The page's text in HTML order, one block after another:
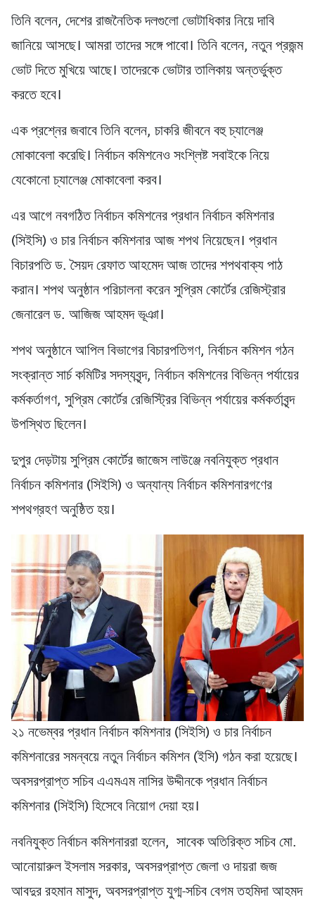
তিনি বলেন, দেশের রাজনৈতিক দলগুলো ভোটাধিকার নিয়ে দাবি
জানিয়ে আসছে। আমরা তাদের সঙ্গে পাবো। তিনি বলেন, নতুন প্রজন্ম
ভোট দিতে মুখিয়ে আছে। তাদেরকে ভোটার তালিকায় অন্তর্ভুক্ত
করতে হবে।
এক প্রশ্নের জবাবে তিনি বলেন, চাকরি জীবনে বহু চ্যালেঞ্জ
মোকাবেলা করেছি। নির্বাচন কমিশনেও সংশ্লিষ্ট সবাইকে নিয়ে
যেকোনো চ্যালেঞ্জ মোকাবেলা করব।
এর আগে নবগঠিত নির্বাচন কমিশনের প্রধান নির্বাচন কমিশনার
(সিইসি) ও চার নির্বাচন কমিশনার আজ শপথ নিয়েছেন। প্রধান
বিচারপতি ড. সৈয়দ রেফাত আহমেদ আজ তাদের শপথবাক্য পাঠ
করান। শপথ অনুষ্ঠান পরিচালনা করেন সুপ্রিম কোর্টের রেজিস্ট্রার
জেনারেল ড. আজিজ আহমদ ভূঞা।
শপথ অনুষ্ঠানে আপিল বিভাগের বিচারপতিগণ, নির্বাচন কমিশন গঠন
সংক্রান্ত সার্চ কমিটির সদস্যবৃন্দ, নির্বাচন কমিশনের বিভিন্ন পর্যায়ের
কর্মকর্তাগণ, সুপ্রিম কোর্টের রেজিস্ট্রির বিভিন্ন পর্যায়ের কর্মকর্তাবৃন্দ
উপস্থিত ছিলেন।
দুপুর দেড়টায় সুপ্রিম কোর্টের জাজেস লাউঞ্জে নবনিযুক্ত প্রধান
নির্বাচন কমিশনার (সিইসি) ও অন্যান্য নির্বাচন কমিশনারগণের
শপথগ্রহণ অনুষ্ঠিত হয়।
২১ নভেম্বর প্রধান নির্বাচন কমিশনার (সিইসি) ও চার নির্বাচন
কমিশনারের সমন্বয়ে নতুন নির্বাচন কমিশন (ইসি) গঠন করা হয়েছে।
অবসরপ্রাপ্ত সচিব এএমএম নাসির উদ্দীনকে প্রধান নির্বাচন
কমিশনার (সিইসি) হিসেবে নিয়োগ দেয়া হয়।
নবনিযুক্ত নির্বাচন কমিশনাররা হলেন, সাবেক অতিরিক্ত সচিব মো.
আনোয়ারুল ইসলাম সরকার, অবসরপ্রাপ্ত জেলা ও দায়রা জজ
আবদুর রহমান মাসুদ, অবসরপ্রাপ্ত যুগ্ম-সচিব বেগম তহমিদা আহমদ